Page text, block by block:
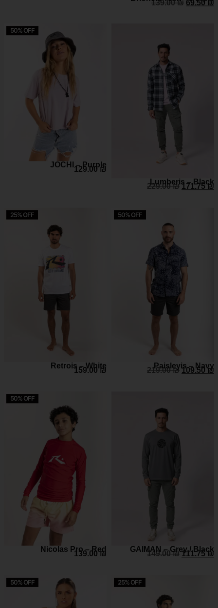
139.00₪ 69.50₪
50% OFF
JOCHI – Purple
129.00₪
Lumberis – Black
229.00₪ 171.75₪
25% OFF
Retrois – White
159.00 ₪
50% OFF
Paisleyis – Navy
219.00₪ 109.50₪
50% OFF
Nicolas Pro – Red
139.00₪
GAIMAN – Grey / Black
149.00₪ 111.75₪
50% OFF 25% OFF